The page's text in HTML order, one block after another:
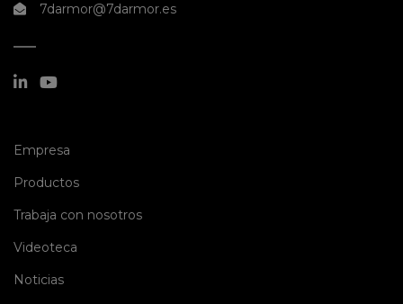
7darmor@7darmor.es
Empresa
Productos(current)
Trabaja con nosotros(current)
Videoteca
Noticias(current)